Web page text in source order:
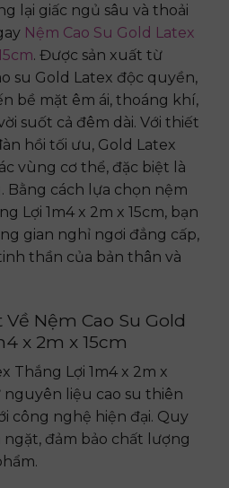
lại giấc ngủ sâu và thoải
Nệm Cao Su Gold Latex
. Được sản xuất từ
su Gold Latex độc quyền,
bề mặt êm ái, thoáng khí,
suốt cả đêm dài. Với thiết
hồi tối ưu, Gold Latex
vùng cơ thể, đặc biệt là
Bằng cách lựa chọn nệm
Lợi 1m4 x 2m x 15cm, bạn
gian nghỉ ngơi đẳng cấp,
thần của bản thân và
Về Nệm Cao Su Gold
x 2m x 15cm
Thắng Lợi 1m4 x 2m x
nguyên liệu cao su thiên
công nghệ hiện đại. Quy
đảm bảo chất lượng